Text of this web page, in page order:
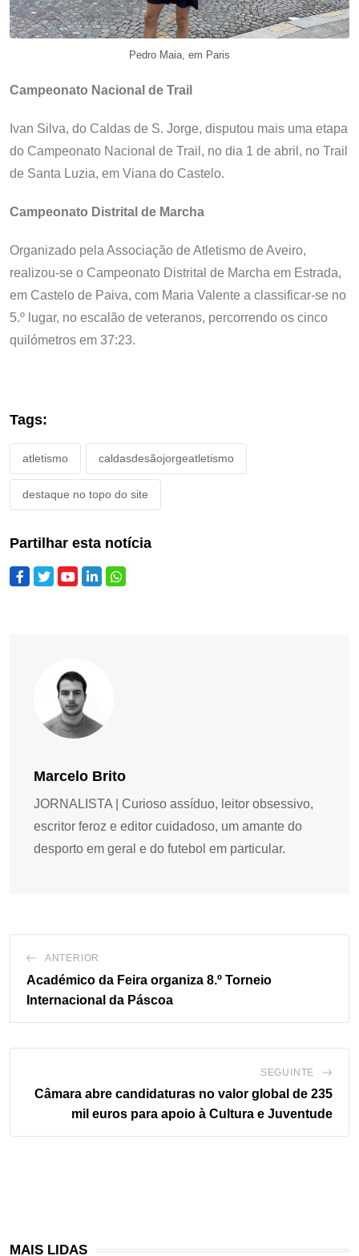
Pedro Maia, em Paris
Campeonato Nacional de Trail
Ivan Silva, do Caldas de S. Jorge, disputou mais uma etapa
do Campeonato Nacional de Trail, no dia 1 de abril, no Trail
de Santa Luzia, em Viana do Castelo.
Campeonato Distrital de Marcha
Organizado pela Associação de Atletismo de Aveiro,
realizou-se o Campeonato Distrital de Marcha em Estrada,
em Castelo de Paiva, com Maria Valente a classificar-se no
5.º lugar, no escalão de veteranos, percorrendo os cinco
quilómetros em 37:23.
Tags:
atletismo caldasdesãojorgeatletismo
destaque no topo do site
Partilhar esta notícia
Marcelo Brito
JORNALISTA | Curioso assíduo, leitor obsessivo,
escritor feroz e editor cuidadoso, um amante do
desporto em geral e do futebol em particular.
ANTERIOR
Académico da Feira organiza 8.º Torneio
Internacional da Páscoa
SEGUINTE
Câmara abre candidaturas no valor global de 235
mil euros para apoio à Cultura e Juventude
MAIS LIDAS